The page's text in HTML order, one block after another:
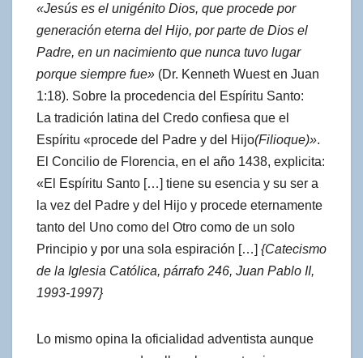
«Jesús es el unigénito Dios, que procede por
generación eterna del Hijo, por parte de Dios el
Padre, en un nacimiento que nunca tuvo lugar
porque siempre fue» (Dr. Kenneth Wuest en Juan
1:18). Sobre la procedencia del Espíritu Santo:
La tradición latina del Credo confiesa que el
Espíritu «procede del Padre y del Hijo(Filioque)».
El Concilio de Florencia, en el año 1438, explicita:
«El Espíritu Santo […] tiene su esencia y su ser a
la vez del Padre y del Hijo y procede eternamente
tanto del Uno como del Otro como de un solo
Principio y por una sola espiración […] {Catecismo
de la Iglesia Católica, párrafo 246, Juan Pablo II,
1993-1997}
Lo mismo opina la oficialidad adventista aunque